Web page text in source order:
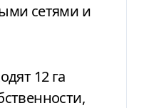
сетями и
12 га